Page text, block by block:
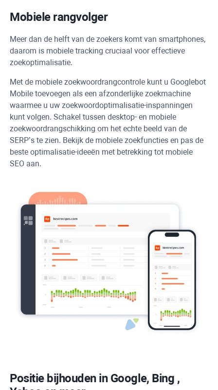
Mobiele rangvolger
Meer dan de helft van de zoekers komt van smartphones,
daarom is mobiele tracking cruciaal voor effectieve
zoekoptimalisatie.
Met de mobiele zoekwoordrangcontrole kunt u Googlebot
Mobile toevoegen als een afzonderlijke zoekmachine
waarmee u uw zoekwoordoptimalisatie-inspanningen
kunt volgen. Schakel tussen desktop- en mobiele
zoekwoordrangschikking om het echte beeld van de
SERP’s te zien. Bekijk de mobiele zoekfuncties en pas de
beste optimalisatie-ideeën met betrekking tot mobiele
SEO aan.
Positie bijhouden in Google, Bing ,